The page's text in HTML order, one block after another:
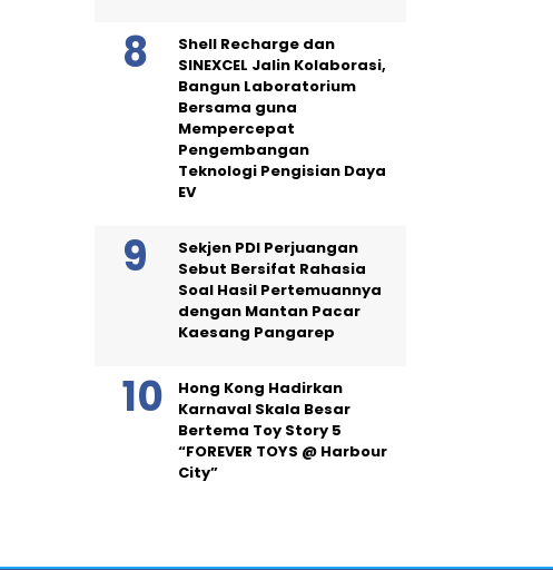
Shell Recharge dan
SINEXCEL Jalin Kolaborasi,
Bangun Laboratorium
Bersama guna
Mempercepat
Pengembangan
Teknologi Pengisian Daya
EV
Sekjen PDI Perjuangan
Sebut Bersifat Rahasia
Soal Hasil Pertemuannya
dengan Mantan Pacar
Kaesang Pangarep
Hong Kong Hadirkan
Karnaval Skala Besar
Bertema Toy Story 5
“FOREVER TOYS @ Harbour
City”